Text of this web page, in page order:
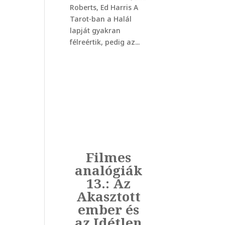
Roberts, Ed Harris A
Tarot-ban a Halál
lapját gyakran
félreértik, pedig az...
Filmes
analógiák
13.: Az
Akasztott
ember és